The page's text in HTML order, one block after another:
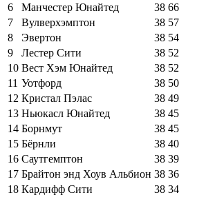
6
Манчестер Юнайтед 38 66
7
Вулверхэмптон 38 57
8
Эвертон 38 54
9
Лестер Сити 38 52
10 Вест Хэм Юнайтед 38 52
11 Уотфорд 38 50
12 Кристал Пэлас 38 49
13 Ньюкасл Юнайтед 38 45
14 Борнмут 38 45
15 Бёрнли 38 40
16 Саутгемптон 38 39
17 Брайтон энд Хоув Альбион 38 36
18 Кардифф Сити 38 34